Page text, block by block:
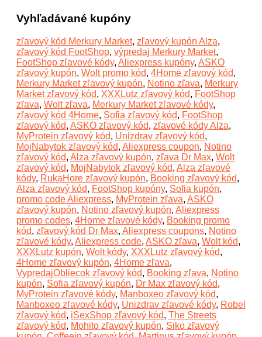
Vyhľadávané kupóny
zľavový kód Merkury Market, zľavový kupón Alza,
zľavový kód FootShop, výpredaj Merkury Market,
FootShop zľavové kódy, Aliexpress kupóny, ASKO
zľavový kupón, Wolt promo kód, 4Home zľavový kód,
Merkury Market zľavový kupón, Notino zľava, Merkury
Market zľavový kód, XXXLutz zľavový kód, FootShop
zľava, Wolt zľava, Merkury Market zľavové kódy,
zľavový kód 4Home, Sofia zľavový kód, FootShop
zľavový kód, ASKO zľavový kód, zľavové kódy Alza,
MyProtein zľavový kód, Unizdrav zľavový kód,
MojNabytok zľavový kód, Aliexpress coupon, Notino
zľavový kód, Alza zľavový kupón, zľava Dr Max, Wolt
zľavový kód, MojNabytok zľavový kód, Alza zľavové
kódy, RukaHore zľavový kupón, Booking zľavový kód,
Alza zľavový kód, FootShop kupóny, Sofia kupón,
promo code Aliexpress, MyProtein zľava, ASKO
zľavový kupón, Notino zľavový kupón, Aliexpress
promo codes, 4Home zľavové kódy, Booking promo
kód, zľavový kód Dr Max, Aliexpress coupons, Notino
zľavové kódy, Aliexpress code, ASKO zľava, Wolt kód,
XXXLutz kupón, Wolt kódy, XXXLutz zľavový kód,
4Home zľavový kupón, 4Home zľava,
VypredajObliecok zľavový kód, Booking zľava, Notino
kupón, Sofia zľavový kupón, Dr Max zľavový kód,
MyProtein zľavové kódy, Manboxeo zľavový kód,
Manboxeo zľavové kódy, Unizdrav zľavové kódy, Robel
zľavový kód, iSexShop zľavový kód, The Streets
zľavový kód, Mohito zľavový kupón, Siko zľavový